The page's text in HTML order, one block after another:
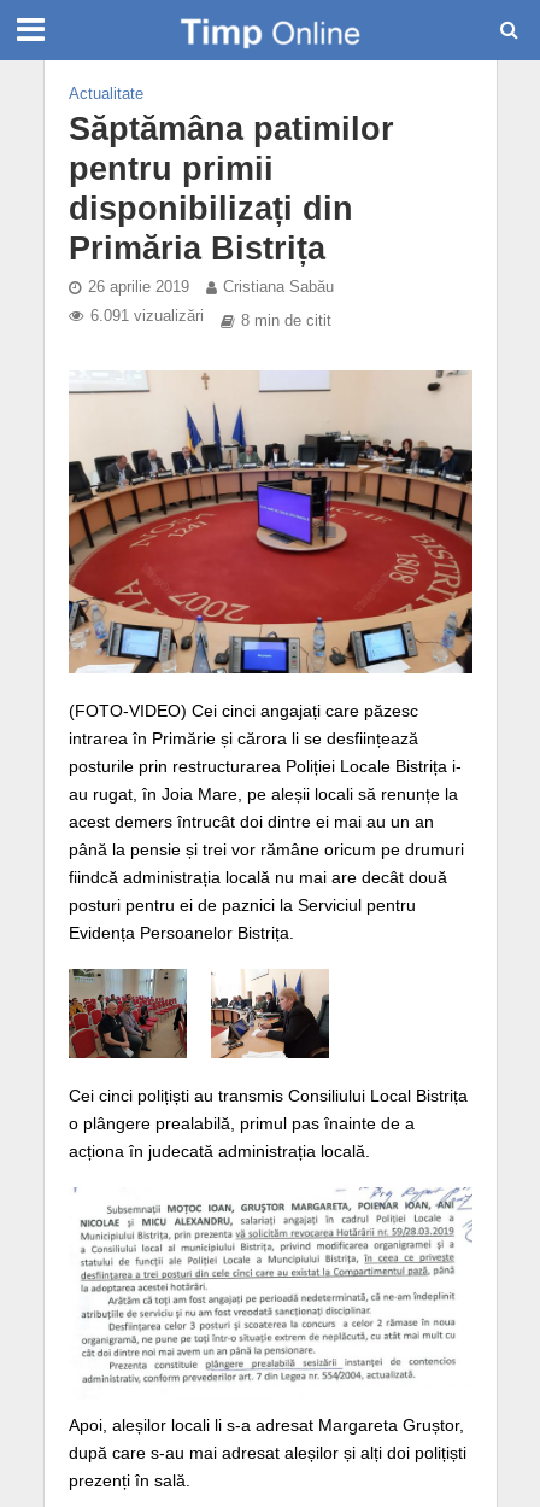
Actualitate
Săptămâna patimilor
pentru primii
disponibilizați din
Primăria Bistrița
26 aprilie 2019
Cristiana Sabău
6.091 vizualizări
8 min de citit
(FOTO-VIDEO) Cei cinci angajați care păzesc
intrarea în Primărie și cărora li se desființează
posturile prin restructurarea Poliției Locale Bistrița i-
au rugat, în Joia Mare, pe aleșii locali să renunțe la
acest demers întrucât doi dintre ei mai au un an
până la pensie și trei vor rămâne oricum pe drumuri
fiindcă administrația locală nu mai are decât două
posturi pentru ei de paznici la Serviciul pentru
Evidența Persoanelor Bistrița.
Cei cinci polițiști au transmis Consiliului Local Bistrița
o plângere prealabilă, primul pas înainte de a
acționa în judecată administrația locală.
Apoi, aleșilor locali li s-a adresat Margareta Gruștor,
după care s-au mai adresat aleșilor și alți doi polițiști
prezenți în sală.